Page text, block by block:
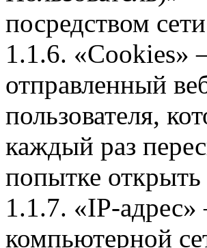
посредством
1.1.6. «Cookies»
отправленный
пользователя,
каждый раз
попытке открыть
1.1.7. «IP-
компьютерной